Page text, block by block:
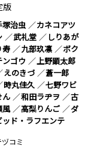
版
塚治虫
カネコアツ
武礼堂
しりあが
寿
九部玖凛
ボク
ンゴウ
上野顕太郎
えのきづ
蒼一郎
時丸佳久
七野ワビ
ん
和田ラヂヲ
古
風
高梨りんご
ダ
ッド・ラフエンテ
ヅコミ